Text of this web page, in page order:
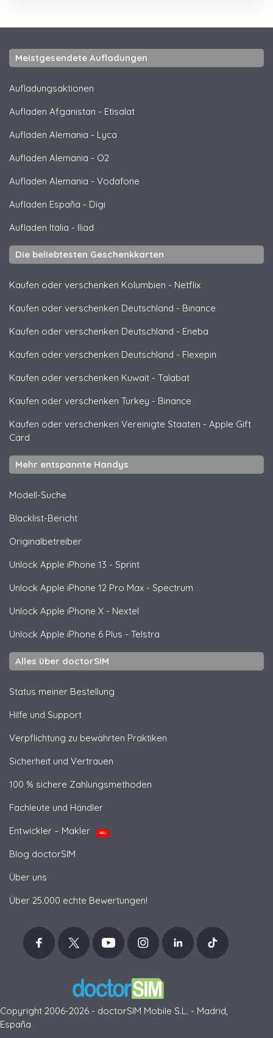
Meistgesendete Aufladungen
Aufladungsaktionen
Aufladen Afganistan - Etisalat
Aufladen Alemania - Lyca
Aufladen Alemania - O2
Aufladen Alemania - Vodafone
Aufladen España - Digi
Aufladen Italia - Iliad
Die beliebtesten Geschenkkarten
Kaufen oder verschenken Kolumbien - Netflix
Kaufen oder verschenken Deutschland - Binance
Kaufen oder verschenken Deutschland - Eneba
Kaufen oder verschenken Deutschland - Flexepin
Kaufen oder verschenken Kuwait - Talabat
Kaufen oder verschenken Turkey - Binance
Kaufen oder verschenken Vereinigte Staaten - Apple Gift
Card
Mehr entspannte Handys
Modell-Suche
Blacklist-Bericht
Originalbetreiber
Unlock Apple iPhone 13 - Sprint
Unlock Apple iPhone 12 Pro Max - Spectrum
Unlock Apple iPhone X - Nextel
Unlock Apple iPhone 6 Plus - Telstra
Alles über doctorSIM
Status meiner Bestellung
Hilfe und Support
Verpflichtung zu bewährten Praktiken
Sicherheit und Vertrauen
100 % sichere Zahlungsmethoden
Fachleute und Händler
Entwickler – Makler
NEU
Blog doctorSIM
Über uns
Über 25.000 echte Bewertungen!
Copyright 2006-2026 - doctorSIM Mobile S.L. - Madrid,
España